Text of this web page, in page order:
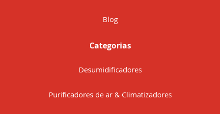
Blog
Categorias
Desumidificadores
Purificadores de ar & Climatizadores